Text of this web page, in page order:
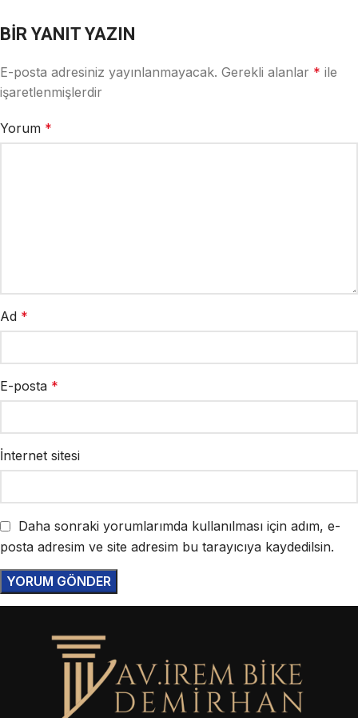
BIR YANIT YAZIN
E-posta adresiniz yayınlanmayacak. Gerekli alanlar * ile
işaretlenmişlerdir
Yorum *
Ad *
E-posta *
İnternet sitesi
Daha sonraki yorumlarımda kullanılması için adım, e-
posta adresim ve site adresim bu tarayıcıya kaydedilsin.